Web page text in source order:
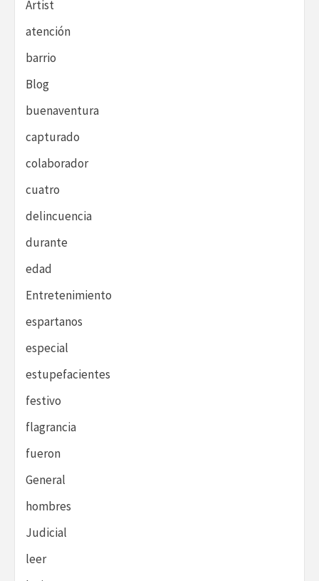
Artist
atención
barrio
Blog
buenaventura
capturado
colaborador
cuatro
delincuencia
durante
edad
Entretenimiento
espartanos
especial
estupefacientes
festivo
flagrancia
fueron
General
hombres
Judicial
leer